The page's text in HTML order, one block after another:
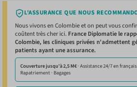
L'ASSURANCE QUE NOUS
Nous vivons en Colombie et on peut vous
coûtent très cher ici. France Diplomatie le
Colombie, les cliniques privées n'admettent
patients ayant une assurance.
Couverture jusqu'à 2,5 M€· Assistance 24/7 en
Rapatriement · Bagages